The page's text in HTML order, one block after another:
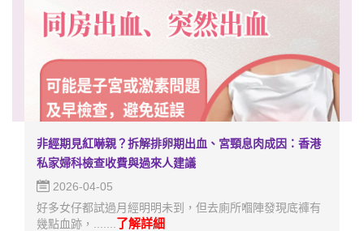
非經期見紅嚇親？拆解排卵期出血、宮頸息肉成因：香港
私家婦科檢查收費與過來人建議
2026-04-05
好多女仔都試過月經明明未到，但去廁所嗰陣發現底褲有
幾點血跡，.......了解詳細